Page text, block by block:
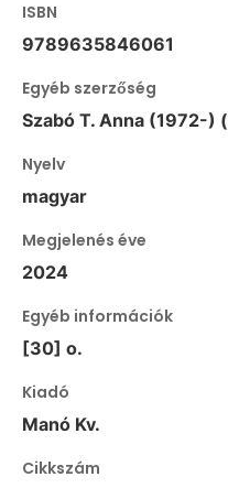
ISBN
9789635846061
Egyéb szerzőség
Szabó T. Anna (1972-)
Nyelv
magyar
Megjelenés éve
2024
Egyéb információk
[30] o.
Kiadó
Manó Kv.
Cikkszám